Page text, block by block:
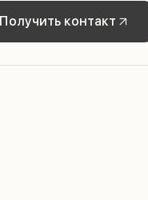
Получить контакт